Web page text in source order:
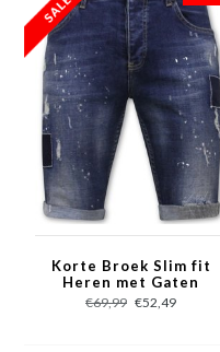
Korte Broek Slim fit
Heren met Gaten
-1026-SH- Blauw
€69,99 €52,49